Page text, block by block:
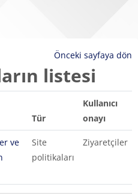
Önceki sayfaya dön
listesi
Tür
Kullanıcı
onayı
ve
Site
politikaları
Ziyaretçiler